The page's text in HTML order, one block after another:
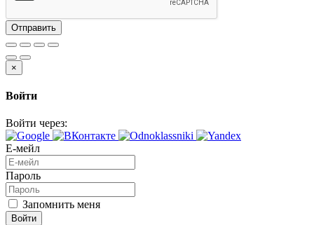
Отправить
×
Войти
Войти через:
Е-мейл
Пароль
Запомнить меня
Войти